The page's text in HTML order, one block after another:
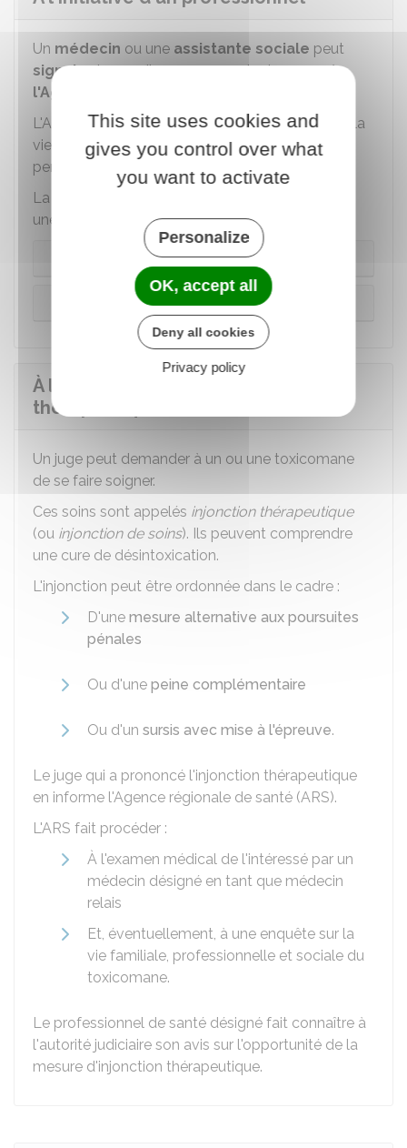
Un médecin ou une assistante sociale peut
signalerle cas d'une personne toxicomane à
l'Agence régionale de santé (ARS)
L'ARS ordonne la réalisation d'uneenquête
sur la
vie familiale, professionnelle et sociale de la
personne et demande un
examen médical
La suite diffère selon que l'examen révèle ou non
une dépendance.
L'examen révèle une dépendance
L'examen ne révèle pas une dépendance
À l'initiative de la justice (injonction
thérapeutique)
Un juge peut demander à un ou une toxicomane
de se faire soigner.
Ces soins sont appelés injonction thérapeutique
(ou injonction de soins). Ils peuvent comprendre
une cure de désintoxication.
L'injonction peut être ordonnée dans le cadre :
D'une mesure alternative aux poursuites
pénales
Ou d'une peine complémentaire
Ou d'un sursis avec mise à l'épreuve.
Le juge qui a prononcé l'injonction thérapeutique
en informe l'Agence régionale de santé (ARS).
L'ARS fait procéder :
À l'examen médical de l'intéressé par un
médecin désigné en tant que médecin
relais
Et, éventuellement, à une enquête sur la
vie familiale, professionnelle et sociale du
toxicomane.
Le professionnel de santé désigné fait connaître à
l'autorité judiciaire son avis sur l'opportunité de la
mesure d'injonction thérapeutique.
This site uses cookies and
gives you control over what
you want to activate
Personalize
OK, accept all
Deny all cookies
Privacy policy